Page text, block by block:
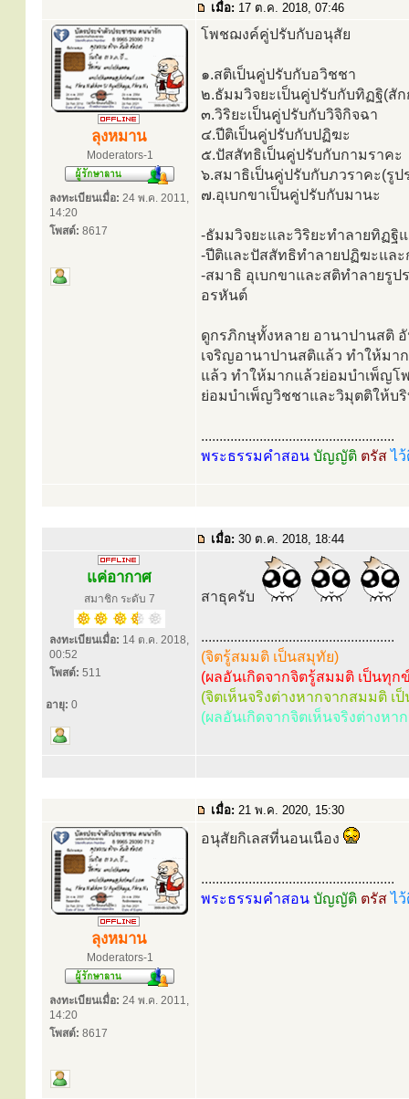
เมื่อ: 17 ต.ค. 2018, 07:46
ลุงหมาน
Moderators-1
ลงทะเบียนเมื่อ: 24 พ.ค. 2011,
14:20
โพสต์: 8617
โพชฌงค์คู่ปรับกับอนุสัย
๑.สติเป็นคู่ปรับกับอวิชชา
๒.ธัมมวิจยะเป็นคู่ปรับกับทิฏฐิ(สั
๓.วิริยะเป็นคู่ปรับกับวิจิกิจฉา
๔.ปีติเป็นคู่ปรับกับปฏิฆะ
๕.ปัสสัทธิเป็นคู่ปรับกับกามราคะ
๖.สมาธิเป็นคู่ปรับกับภวราคะ(รู
๗.อุเบกขาเป็นคู่ปรับกับมานะ
-ธัมมวิจยะและวิริยะทำลายทิฏฐิ
-ปีติและปัสสัทธิทำลายปฏิฆะแล
-สมาธิ อุเบกขาและสติทำลายรู
อรหันต์
ดูกรภิกษุทั้งหลาย อานาปานสติ
เจริญอานาปานสติแล้ว ทำให้ม
แล้ว ทำให้มากแล้วย่อมบำเพ็ญ
ย่อมบำเพ็ญวิชชาและวิมุตติให้บ
.....................................................
พระธรรมคำสอน บัญญัติ ตรัสไ
เมื่อ: 30 ต.ค. 2018, 18:44
แค่อากาศ
สมาชิก ระดับ 7
ลงทะเบียนเมื่อ: 14 ต.ค. 2018,
00:52
โพสต์: 511
อายุ: 0
สาธุครับ
.....................................................
(จิตรู้สมมติ เป็นสมุทัย)
(ผลอันเกิดจากจิตรู้สมมติ เป็นทุก
(จิตเห็นจริงต่างหากจากสมมติ เ
(ผลอันเกิดจากจิตเห็นจริงต่างหา
เมื่อ: 21 พ.ค. 2020, 15:30
ลุงหมาน
Moderators-1
ลงทะเบียนเมื่อ: 24 พ.ค. 2011,
14:20
โพสต์: 8617
อนุสัยกิเลสที่นอนเนือง
.....................................................
พระธรรมคำสอน บัญญัติ ตรัสไ